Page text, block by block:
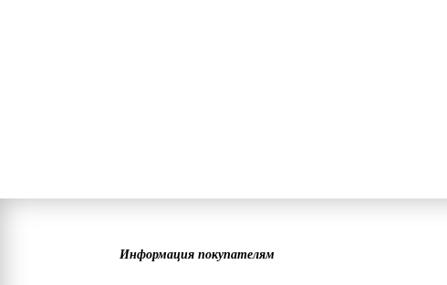
Информация покупателям